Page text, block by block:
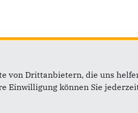
von Drittanbietern, die uns
Einwilligung können Sie